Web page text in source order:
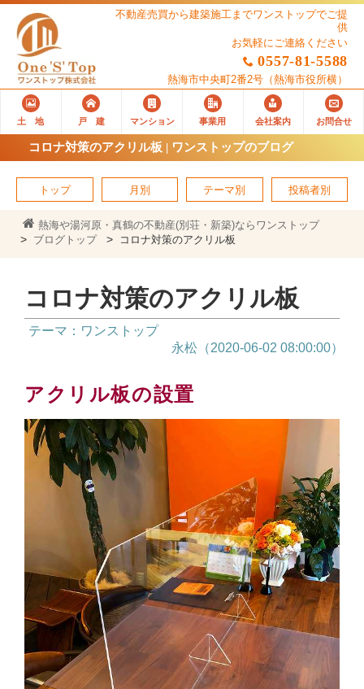
不動産売買から建築施工までワンストップでご提
供
お気軽にご連絡ください
0557-81-5588
熱海市中央町2番2号 （熱海市役所横）
土 地 戸 建 マンション 事業用 会社案内 お問合せ
コロナ対策のアクリル板 | ワンストップのブログ
トップ 月別 テーマ別 投稿者別
熱海や湯河原・真鶴の不動産(別荘・新築)ならワンストップ
ブログトップ
コロナ対策のアクリル板
コロナ対策のアクリル板
テーマ：ワンストップ
永松（2020-06-02 08:00:00）
アクリル板の設置